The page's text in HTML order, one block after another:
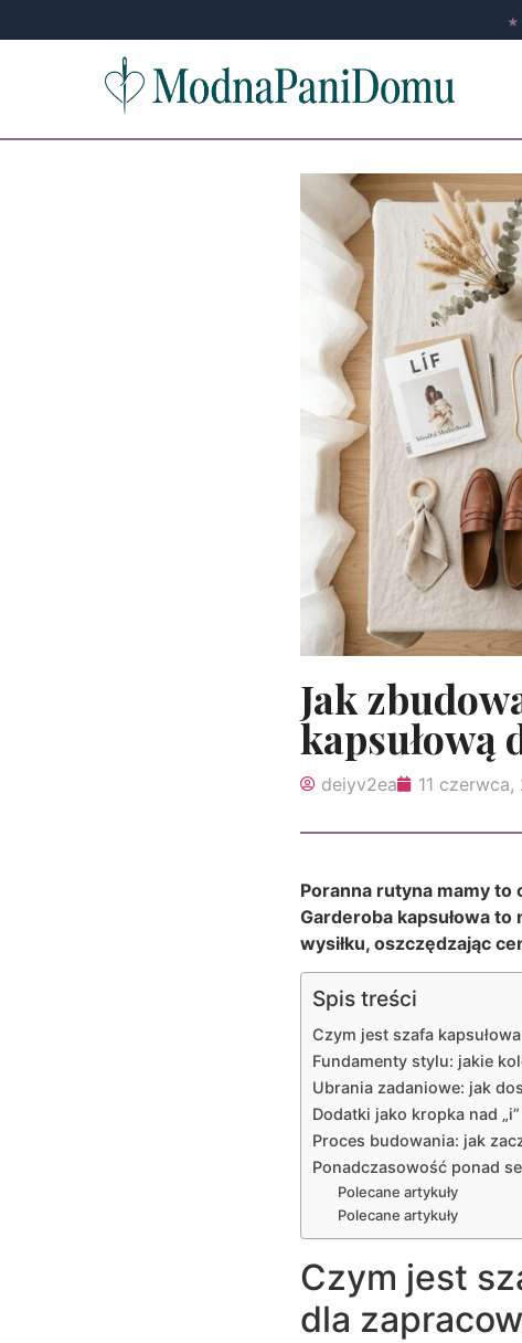
★
Jak
kapsułową
deiyv2ea 11 czerwca,
Poranna rutyna mamy
Garderoba kapsułowa
wysiłku, oszczędzając
Spis treści
Czym jest szafa
Fundamenty stylu: jakie
Ubrania zadaniowe: jak
Dodatki jako kropka nad
Proces budowania: jak
Ponadczasowość ponad
Polecane artykuły
Polecane artykuły
Czym jest
dla